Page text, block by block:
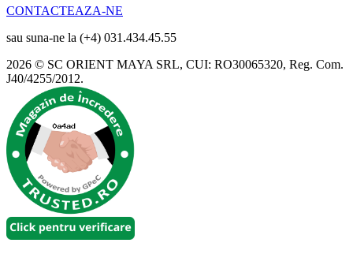
CONTACTEAZA-NE
sau suna-ne la (+4) 031.434.45.55
2026 © SC ORIENT MAYA SRL, CUI: RO30065320, Reg. Com.
J40/4255/2012.